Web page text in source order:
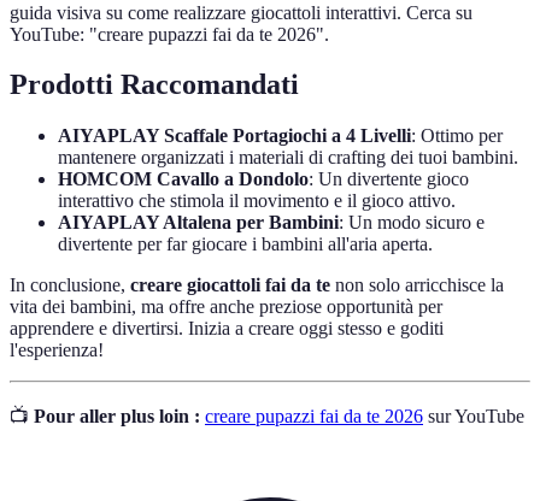
guida visiva su come realizzare giocattoli interattivi. Cerca su
YouTube: "creare pupazzi fai da te 2026".
Prodotti Raccomandati
AIYAPLAY Scaffale Portagiochi a 4 Livelli: Ottimo per
mantenere organizzati i materiali di crafting dei tuoi bambini.
HOMCOM Cavallo a Dondolo: Un divertente gioco
interattivo che stimola il movimento e il gioco attivo.
AIYAPLAY Altalena per Bambini: Un modo sicuro e
divertente per far giocare i bambini all'aria aperta.
In conclusione, creare giocattoli fai da te non solo arricchisce la
vita dei bambini, ma offre anche preziose opportunità per
apprendere e divertirsi. Inizia a creare oggi stesso e goditi
l'esperienza!
📺 Pour aller plus loin : creare pupazzi fai da te 2026 sur YouTube